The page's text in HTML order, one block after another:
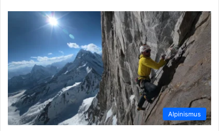
Alpinismus